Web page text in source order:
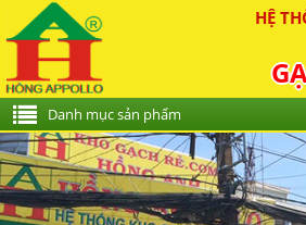
HỆ
Danh mục sản phẩm